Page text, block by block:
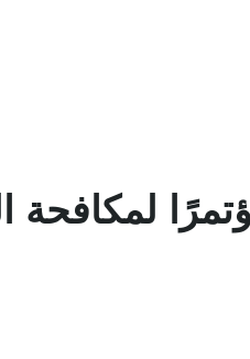
لمكافحة